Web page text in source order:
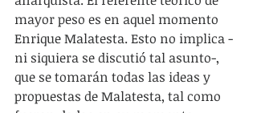
mayor peso es en aquel momento
Enrique Malatesta. Esto no implica -
ni siquiera se discutió tal asunto-,
que se tomarán todas las ideas y
propuestas de Malatesta, tal como